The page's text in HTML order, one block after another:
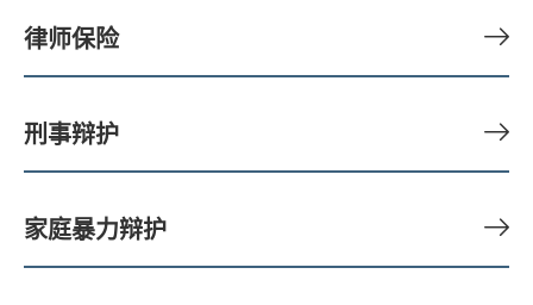
律师保险
刑事辩护
家庭暴力辩护